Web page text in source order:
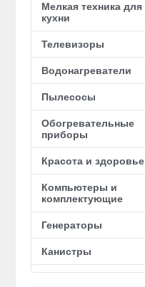
Мелкая техника для
кухни
Телевизоры
Водонагреватели
Пылесосы
Обогревательные
приборы
Красота и здоровье
Компьютеры и
комплектующие
Генераторы
Канистры